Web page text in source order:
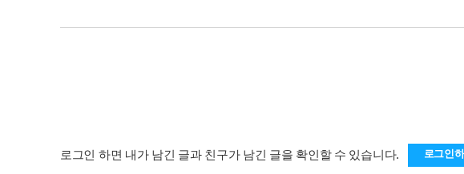
로그인 하면 내가 남긴 글과 친구가 남긴 글을 확인할 수 있습니다. 로그인하